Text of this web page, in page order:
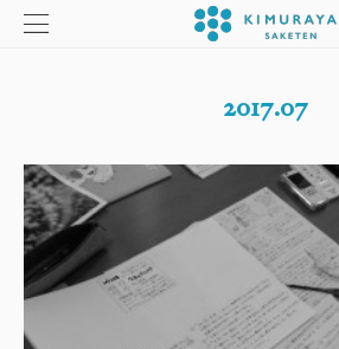
2017.07